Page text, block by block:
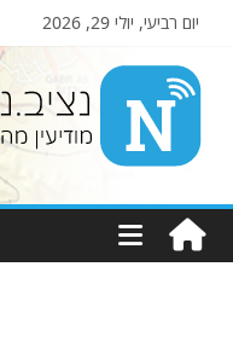
יום רביעי, יולי 29, 2026
מודיעין
מהמקורות